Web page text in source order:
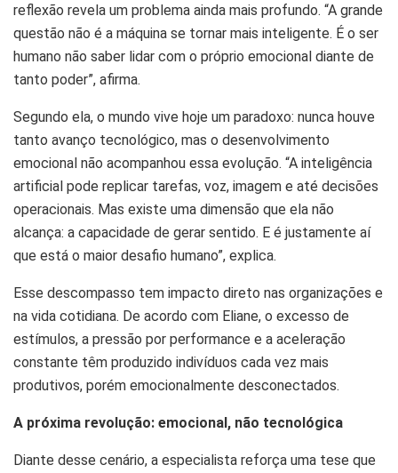
reflexão revela um problema ainda mais profundo. “A grande
questão não é a máquina se tornar mais inteligente. É o ser
humano não saber lidar com o próprio emocional diante de
tanto poder”, afirma.
Segundo ela, o mundo vive hoje um paradoxo: nunca houve
tanto avanço tecnológico, mas o desenvolvimento
emocional não acompanhou essa evolução. “A inteligência
artificial pode replicar tarefas, voz, imagem e até decisões
operacionais. Mas existe uma dimensão que ela não
alcança: a capacidade de gerar sentido. E é justamente aí
que está o maior desafio humano”, explica.
Esse descompasso tem impacto direto nas organizações e
na vida cotidiana. De acordo com Eliane, o excesso de
estímulos, a pressão por performance e a aceleração
constante têm produzido indivíduos cada vez mais
produtivos, porém emocionalmente desconectados.
A próxima revolução: emocional, não tecnológica
Diante desse cenário, a especialista reforça uma tese que